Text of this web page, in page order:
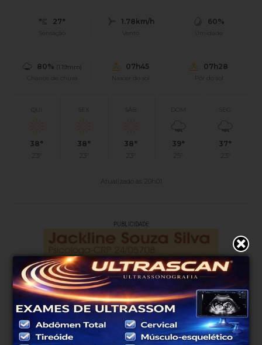
27°
Sensação
1.78km/h
Vento
60%
Umidade
80% (1.19mm)
Chance de chuva
07h45
Nascer do sol
07h28
Pôr do sol
38°
23°
SEX
38°
23°
SÁB
38°
23°
DOM
39°
25°
SEG
37°
23°
Atualizado às 20h01
PUBLICIDADE